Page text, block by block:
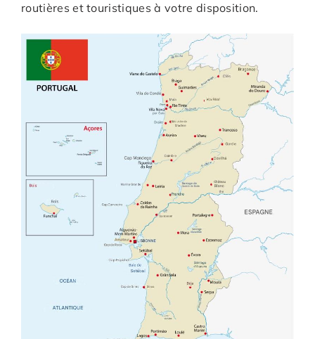
routières et touristiques à votre disposition.